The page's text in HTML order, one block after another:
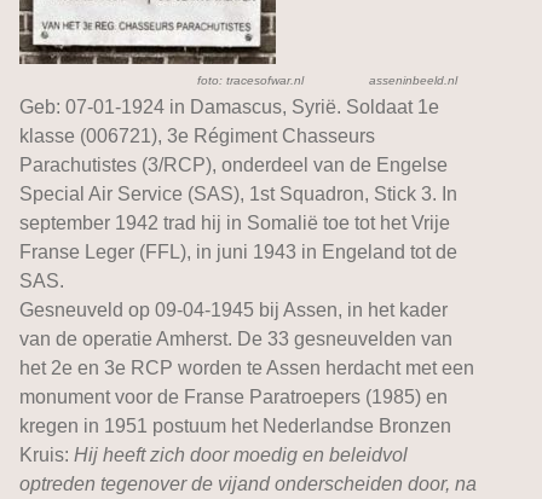
foto: tracesofwar.nl asseninbeeld.nl
Geb: 07-01-1924 in Damascus, Syrië. Soldaat 1e
klasse (006721), 3e Régiment Chasseurs
Parachutistes (3/RCP), onderdeel van de Engelse
Special Air Service (SAS), 1st Squadron, Stick 3. In
september 1942 trad hij in Somalië toe tot het Vrije
Franse Leger (FFL), in juni 1943 in Engeland tot de
SAS.
Gesneuveld op 09-04-1945 bij Assen, in het kader
van de operatie Amherst. De 33 gesneuvelden van
het 2e en 3e RCP worden te Assen herdacht met een
monument voor de Franse Paratroepers (1985) en
kregen in 1951 postuum het Nederlandse Bronzen
Kruis: Hij heeft zich door moedig en beleidvol
optreden tegenover de vijand onderscheiden door, na